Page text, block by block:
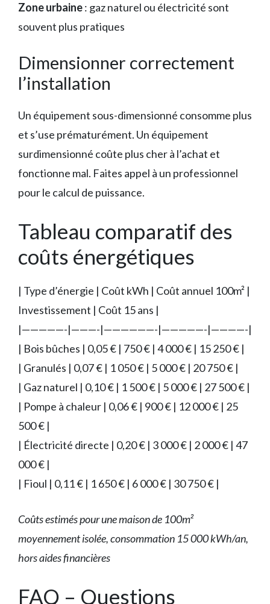
Zone urbaine: gaz naturel ou électricité sont
souvent plus pratiques
Dimensionner correctement
l’installation
Un équipement sous-dimensionné consomme plus
et s’use prématurément. Un équipement
surdimensionné coûte plus cher à l’achat et
fonctionne mal. Faites appel à un professionnel
pour le calcul de puissance.
Tableau comparatif des
coûts énergétiques
| Type d’énergie | Coût kWh | Coût annuel 100m² |
Investissement | Coût 15 ans |
|—————-|———-|——————-|—————-|————-|
| Bois bûches | 0,05 € | 750 € | 4 000 € | 15 250 € |
| Granulés | 0,07 € | 1 050 € | 5 000 € | 20 750 € |
| Gaz naturel | 0,10 € | 1 500 € | 5 000 € | 27 500 € |
| Pompe à chaleur | 0,06 € | 900 € | 12 000 € | 25
500 € |
| Électricité directe | 0,20 € | 3 000 € | 2 000 € | 47
000 € |
| Fioul | 0,11 € | 1 650 € | 6 000 € | 30 750 € |
Coûts estimés pour une maison de 100m²
moyennement isolée, consommation 15 000 kWh/an,
hors aides financières
FAQ – Questions